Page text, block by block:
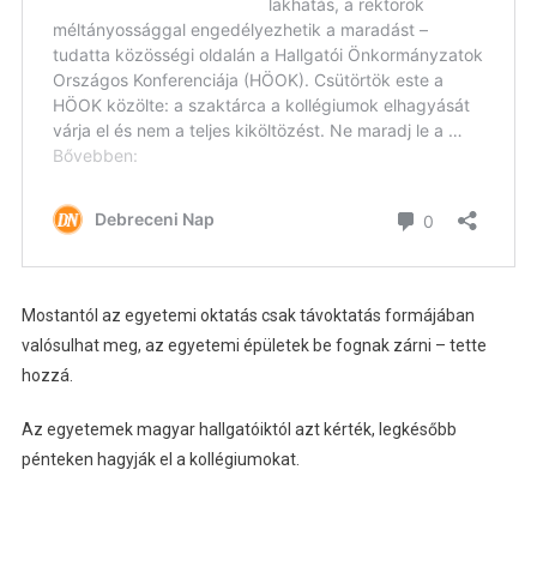
Mostantól az egyetemi oktatás csak távoktatás formájában
valósulhat meg, az egyetemi épületek be fognak zárni – tette
hozzá.
Az egyetemek magyar hallgatóiktól azt kérték, legkésőbb
pénteken hagyják el a kollégiumokat.